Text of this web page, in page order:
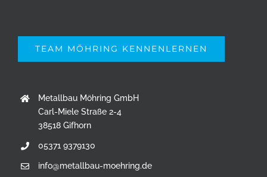
TEAM MÖHRING KENNENLERNEN
Metallbau Möhring GmbH
Carl-Miele Straße 2-4
38518 Gifhorn
05371 9379130
info@metallbau-moehring.de